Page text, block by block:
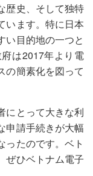
歴史、そして独特
います。特に日本
い目的地の一つと
は2017年より電
の簡素化を図って
にとって大きな利
申請手続きが大幅
ったのです。ベト
ぜひベトナム電子